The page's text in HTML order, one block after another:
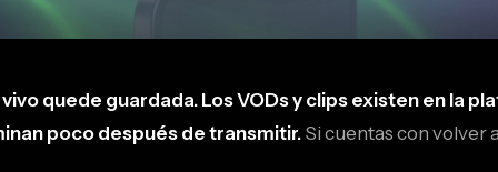
quede guardada. Los VODs y clips existen en la
poco después de transmitir. Si cuentas con volver